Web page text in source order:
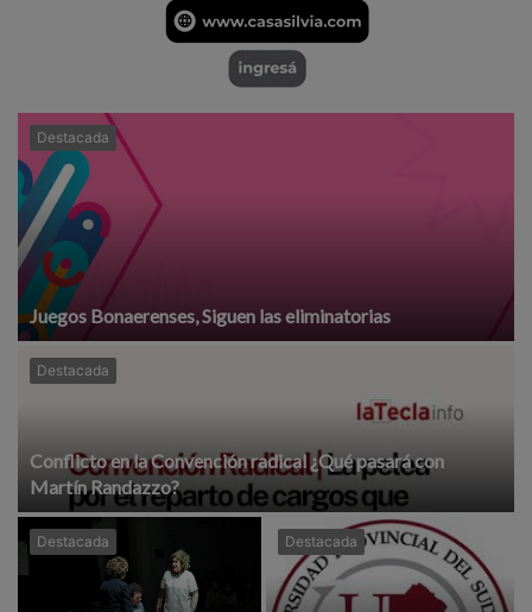
Destacada
Juegos Bonaerenses, Siguen las eliminatorias
Destacada
Conflicto en la Convención radical ¿Qué pasará con
Martín Randazzo?
Destacada Destacada